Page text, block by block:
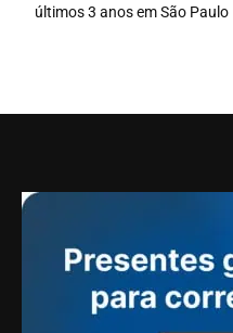
últimos 3 anos em São Paulo